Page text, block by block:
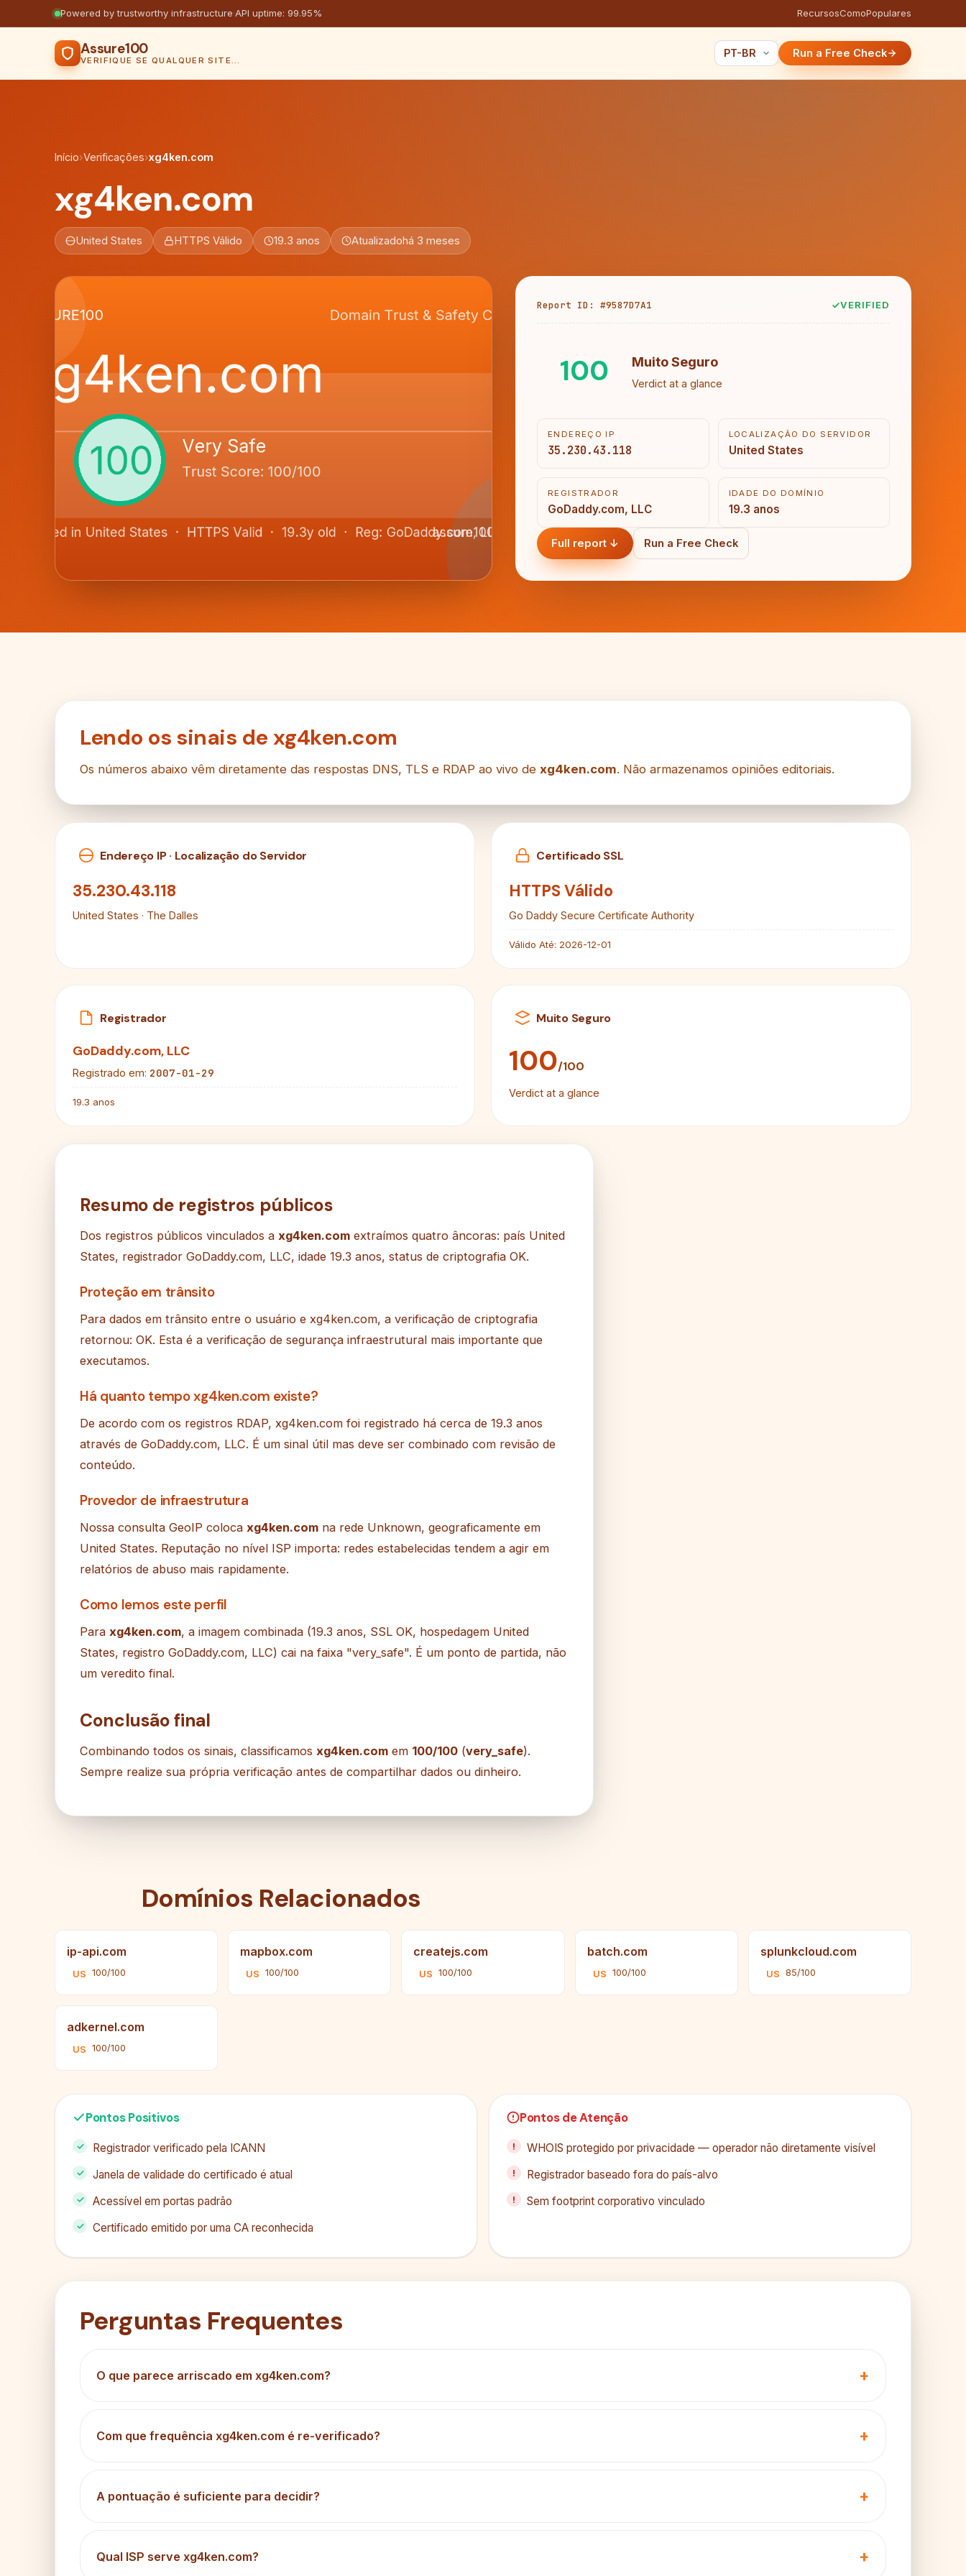
Powered by trustworthy infrastructure·API uptime: 99.95% RecursosComoPopulares
Assure100
VERIFIQUE SE QUALQUER SITE É SEGURO
Run a Free Check
Início›Verificações›xg4ken.com
xg4ken.com
United States HTTPS Válido 19.3 anos Atualizadohá 3 meses
Report ID: #9587D7A1 VERIFIED
100 Muito Seguro
Verdict at a glance
ENDEREÇO IP
35.230.43.118
LOCALIZAÇÃO DO SERVIDOR
United States
REGISTRADOR
GoDaddy.com, LLC
IDADE DO DOMÍNIO
19.3 anos
Full report ↓ Run a Free Check
Lendo os sinais de xg4ken.com
Os números abaixo vêm diretamente das respostas DNS, TLS e RDAP ao vivo de xg4ken.com. Não armazenamos opiniões editoriais.
Endereço IP · Localização do Servidor
35.230.43.118
United States · The Dalles
Certificado SSL
HTTPS Válido
Go Daddy Secure Certificate Authority
Válido Até: 2026-12-01
Registrador
GoDaddy.com, LLC
Registrado em: 2007-01-29
19.3 anos
Muito Seguro
100/100
Verdict at a glance
Resumo de registros públicos
Dos registros públicos vinculados a xg4ken.com extraímos quatro âncoras: país United
States, registrador GoDaddy.com, LLC, idade 19.3 anos, status de criptografia OK.
Proteção em trânsito
Para dados em trânsito entre o usuário e xg4ken.com, a verificação de criptografia
retornou: OK. Esta é a verificação de segurança infraestrutural mais importante que
executamos.
Há quanto tempo xg4ken.com existe?
De acordo com os registros RDAP, xg4ken.com foi registrado há cerca de 19.3 anos
através de GoDaddy.com, LLC. É um sinal útil mas deve ser combinado com revisão de
conteúdo.
Provedor de infraestrutura
Nossa consulta GeoIP coloca xg4ken.com na rede Unknown, geograficamente em
United States. Reputação no nível ISP importa: redes estabelecidas tendem a agir em
relatórios de abuso mais rapidamente.
Como lemos este perfil
Para xg4ken.com, a imagem combinada (19.3 anos, SSL OK, hospedagem United
States, registro GoDaddy.com, LLC) cai na faixa "very_safe". É um ponto de partida, não
um veredito final.
Conclusão final
Combinando todos os sinais, classificamos xg4ken.com em 100/100 (very_safe).
Sempre realize sua própria verificação antes de compartilhar dados ou dinheiro.
Domínios Relacionados
ip-api.com
US 100/100
mapbox.com
US 100/100
createjs.com
US 100/100
batch.com
US 100/100
splunkcloud.com
US 85/100
adkernel.com
US 100/100
Pontos Positivos
Registrador verificado pela ICANN
Janela de validade do certificado é atual
Acessível em portas padrão
Certificado emitido por uma CA reconhecida
Pontos de Atenção
WHOIS protegido por privacidade — operador não diretamente visível
Registrador baseado fora do país-alvo
Sem footprint corporativo vinculado
Perguntas Frequentes
O que parece arriscado em xg4ken.com?
Com que frequência xg4ken.com é re-verificado?
A pontuação é suficiente para decidir?
Qual ISP serve xg4ken.com?